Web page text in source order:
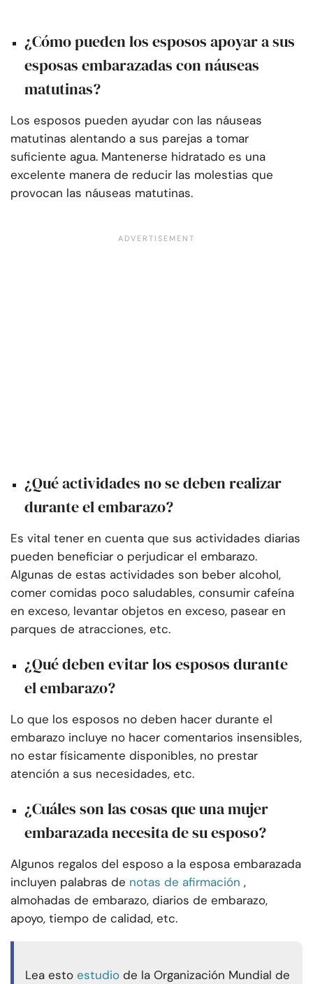
¿Cómo pueden los esposos apoyar a sus
esposas embarazadas con náuseas
matutinas?
Los esposos pueden ayudar con las náuseas
matutinas alentando a sus parejas a tomar
suficiente agua. Mantenerse hidratado es una
excelente manera de reducir las molestias que
provocan las náuseas matutinas.
¿Qué actividades no se deben realizar
durante el embarazo?
Es vital tener en cuenta que sus actividades diarias
pueden beneficiar o perjudicar el embarazo.
Algunas de estas actividades son beber alcohol,
comer comidas poco saludables, consumir cafeína
en exceso, levantar objetos en exceso, pasear en
parques de atracciones, etc.
¿Qué deben evitar los esposos durante
el embarazo?
Lo que los esposos no deben hacer durante el
embarazo incluye no hacer comentarios insensibles,
no estar físicamente disponibles, no prestar
atención a sus necesidades, etc.
¿Cuáles son las cosas que una mujer
embarazada necesita de su esposo?
Algunos regalos del esposo a la esposa embarazada
incluyen palabras de notas de afirmación ,
almohadas de embarazo, diarios de embarazo,
apoyo, tiempo de calidad, etc.
Lea esto estudio de la Organización Mundial de